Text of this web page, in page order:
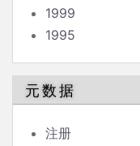
1999
1995
元数据
注册